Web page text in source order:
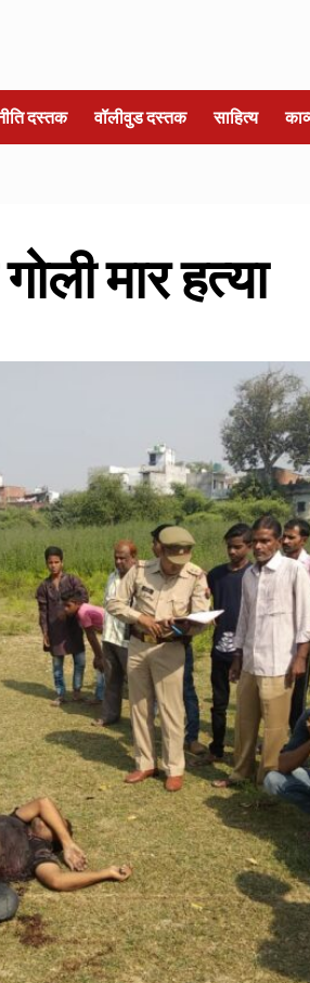
दस्तक वॉलीवुड दस्तक साहित्य
मार हत्या